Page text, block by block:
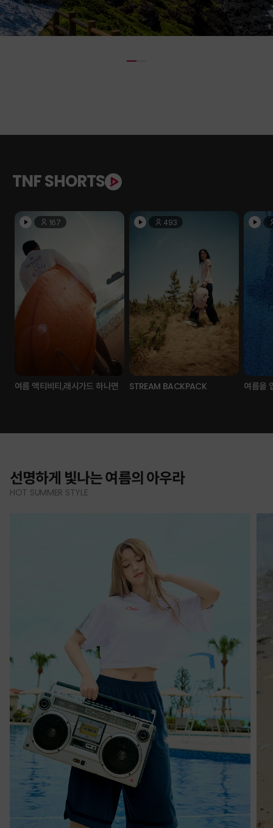
TNF SHORTS
167
여름 액티비티,래시가드 하나면
493
STREAM BACKPACK 여름을
선명하게 빛나는 여름의 아우라
HOT SUMMER STYLE